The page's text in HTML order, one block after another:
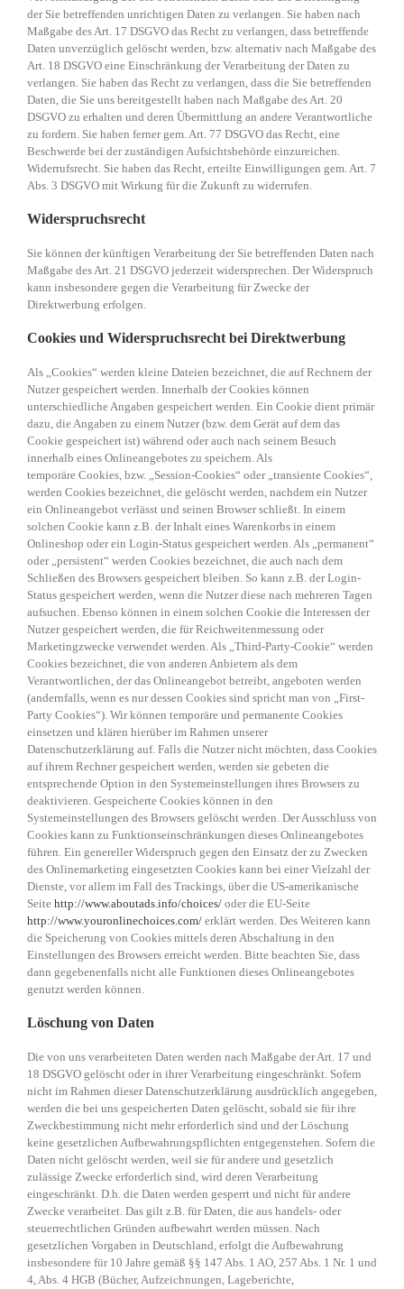
der Sie betreffenden unrichtigen Daten zu verlangen. Sie haben nach
Maßgabe des Art. 17 DSGVO das Recht zu verlangen, dass betreffende
Daten unverzüglich gelöscht werden, bzw. alternativ nach Maßgabe des
Art. 18 DSGVO eine Einschränkung der Verarbeitung der Daten zu
verlangen. Sie haben das Recht zu verlangen, dass die Sie betreffenden
Daten, die Sie uns bereitgestellt haben nach Maßgabe des Art. 20
DSGVO zu erhalten und deren Übermittlung an andere Verantwortliche
zu fordern. Sie haben ferner gem. Art. 77 DSGVO das Recht, eine
Beschwerde bei der zuständigen Aufsichtsbehörde einzureichen.
Widerrufsrecht. Sie haben das Recht, erteilte Einwilligungen gem. Art. 7
Abs. 3 DSGVO mit Wirkung für die Zukunft zu widerrufen.
Widerspruchsrecht
Sie können der künftigen Verarbeitung der Sie betreffenden Daten nach
Maßgabe des Art. 21 DSGVO jederzeit widersprechen. Der Widerspruch
kann insbesondere gegen die Verarbeitung für Zwecke der
Direktwerbung erfolgen.
Cookies und Widerspruchsrecht bei Direktwerbung
Als „Cookies“ werden kleine Dateien bezeichnet, die auf Rechnern der
Nutzer gespeichert werden. Innerhalb der Cookies können
unterschiedliche Angaben gespeichert werden. Ein Cookie dient primär
dazu, die Angaben zu einem Nutzer (bzw. dem Gerät auf dem das
Cookie gespeichert ist) während oder auch nach seinem Besuch
innerhalb eines Onlineangebotes zu speichern. Als
temporäre Cookies, bzw. „Session-Cookies“ oder „transiente Cookies“,
werden Cookies bezeichnet, die gelöscht werden, nachdem ein Nutzer
ein Onlineangebot verlässt und seinen Browser schließt. In einem
solchen Cookie kann z.B. der Inhalt eines Warenkorbs in einem
Onlineshop oder ein Login-Status gespeichert werden. Als „permanent“
oder „persistent“ werden Cookies bezeichnet, die auch nach dem
Schließen des Browsers gespeichert bleiben. So kann z.B. der Login-
Status gespeichert werden, wenn die Nutzer diese nach mehreren Tagen
aufsuchen. Ebenso können in einem solchen Cookie die Interessen der
Nutzer gespeichert werden, die für Reichweitenmessung oder
Marketingzwecke verwendet werden. Als „Third-Party-Cookie“ werden
Cookies bezeichnet, die von anderen Anbietern als dem
Verantwortlichen, der das Onlineangebot betreibt, angeboten werden
(andernfalls, wenn es nur dessen Cookies sind spricht man von „First-
Party Cookies“). Wir können temporäre und permanente Cookies
einsetzen und klären hierüber im Rahmen unserer
Datenschutzerklärung auf. Falls die Nutzer nicht möchten, dass Cookies
auf ihrem Rechner gespeichert werden, werden sie gebeten die
entsprechende Option in den Systemeinstellungen ihres Browsers zu
deaktivieren. Gespeicherte Cookies können in den
Systemeinstellungen des Browsers gelöscht werden. Der Ausschluss von
Cookies kann zu Funktionseinschränkungen dieses Onlineangebotes
führen. Ein genereller Widerspruch gegen den Einsatz der zu Zwecken
des Onlinemarketing eingesetzten Cookies kann bei einer Vielzahl der
Dienste, vor allem im Fall des Trackings, über die US-amerikanische
Seite http://www.aboutads.info/choices/ oder die EU-Seite
http://www.youronlinechoices.com/ erklärt werden. Des Weiteren kann
die Speicherung von Cookies mittels deren Abschaltung in den
Einstellungen des Browsers erreicht werden. Bitte beachten Sie, dass
dann gegebenenfalls nicht alle Funktionen dieses Onlineangebotes
genutzt werden können.
Löschung von Daten
Die von uns verarbeiteten Daten werden nach Maßgabe der Art. 17 und
18 DSGVO gelöscht oder in ihrer Verarbeitung eingeschränkt. Sofern
nicht im Rahmen dieser Datenschutzerklärung ausdrücklich angegeben,
werden die bei uns gespeicherten Daten gelöscht, sobald sie für ihre
Zweckbestimmung nicht mehr erforderlich sind und der Löschung
keine gesetzlichen Aufbewahrungspflichten entgegenstehen. Sofern die
Daten nicht gelöscht werden, weil sie für andere und gesetzlich
zulässige Zwecke erforderlich sind, wird deren Verarbeitung
eingeschränkt. D.h. die Daten werden gesperrt und nicht für andere
Zwecke verarbeitet. Das gilt z.B. für Daten, die aus handels- oder
steuerrechtlichen Gründen aufbewahrt werden müssen. Nach
gesetzlichen Vorgaben in Deutschland, erfolgt die Aufbewahrung
insbesondere für 10 Jahre gemäß §§ 147 Abs. 1 AO, 257 Abs. 1 Nr. 1 und
4, Abs. 4 HGB (Bücher, Aufzeichnungen, Lageberichte,